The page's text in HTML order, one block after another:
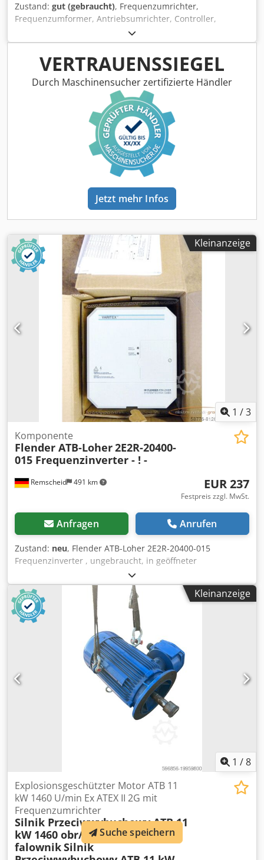
Zustand: gut (gebraucht), Frequenzumrichter,
Frequenzumformer, Antriebsumrichter, Controller,
Variable Speed Drive -Leistung: 16 A -Eingang: 220 V -
Ausgang: 3x 0-220 V -Ausgangsfrequenz: 0-100 Hz -Anzahl:
1x Umformer vorhanden -Abmessungen: 300/230/H110
mm Dcedjcaq Dzspfx Amysk -Gewicht: 3,6 kg
VERTRAUENSSIEGEL
Durch Maschinensucher zertifizierte Händler
Jetzt mehr Infos
Kleinanzeige
1 /3
Remscheid 491 km
Komponente
Flender ATB-Loher2E2R-20400-
015 Frequenzinverter - ! -
EUR 237
Festpreis zzgl. MwSt.
Anfragen Anrufen
Zustand: neu, Flender ATB-Loher 2E2R-20400-015
Frequenzinverter , ungebraucht, in geöffneter
Originalverpackung, 100% funktionsfähig Dcsdpfx Aji D U
N Iemyjk
Kleinanzeige
1 /8
Explosionsgeschützter Motor ATB 11
kW 1460 U/min Ex ATEX II 2G mit
Frequenzumrichter
Silnik Przeciwwybuchowy ATB 11
kW 1460 obr/min Ex ATEX II 2G
falownikSilnik
Suche speichern